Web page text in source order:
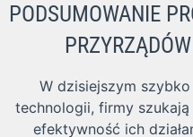
PODSUMOWANIE
W dzisiejszym
technologii, firmy
efektywność ich